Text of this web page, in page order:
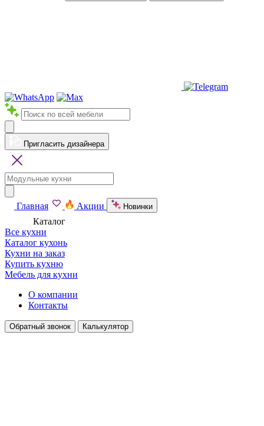
Пригласить дизайнера
Главная Акции Новинки
Каталог
Все кухни
Каталог кухонь
Кухни на заказ
Купить кухню
Мебель для кухни
О компании
Контакты
Обратный звонок Калькулятор